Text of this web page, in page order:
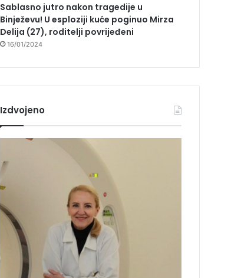
Sablasno jutro nakon tragedije u
Binježevu! U esploziji kuće poginuo Mirza
Delija (27), roditelji povrijeđeni
16/01/2024
Izdvojeno